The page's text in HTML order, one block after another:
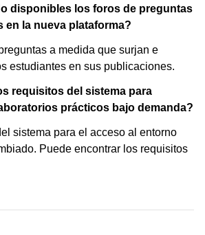
disponibles los foros de preguntas
en la nueva plataforma?
a medida que surjan e
estudiantes en sus publicaciones.
requisitos del sistema para
prácticos bajo demanda?
sistema para el acceso al entorno
Puede encontrar los requisitos